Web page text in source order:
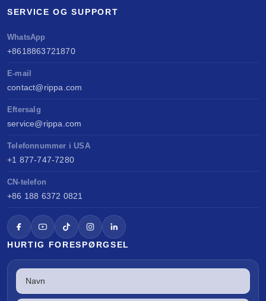
SERVICE OG SUPPORT
WhatsApp
+8618863721870
E-mail
contact@rippa.com
Eftersalg
service@rippa.com
Telefonnummer i USA
+1 877-747-7280
CN-telefon
+86 188 6372 0821
HURTIG FORESPØRGSEL